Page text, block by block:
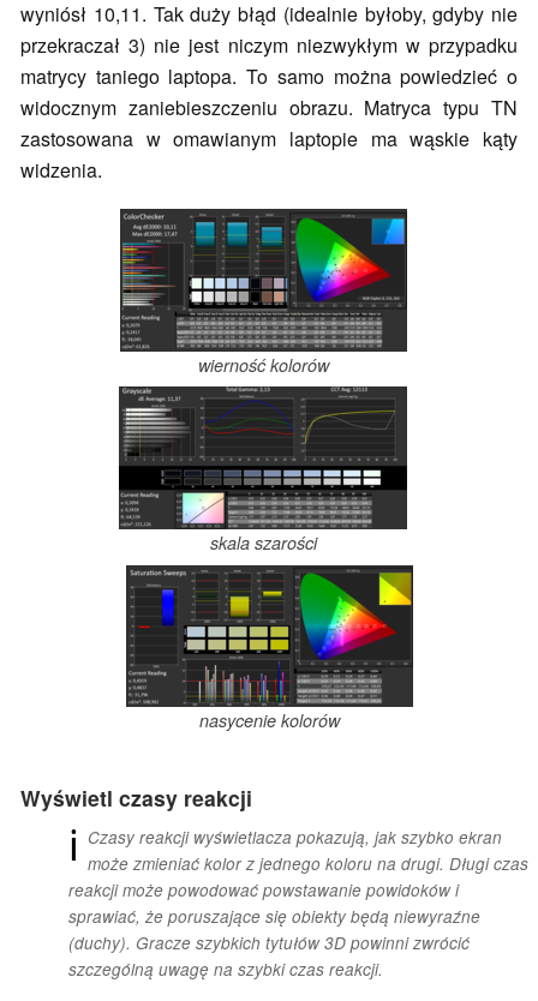
wyniósł 10,11. Tak duży błąd (idealnie byłoby, gdyby nie
przekraczał 3) nie jest niczym niezwykłym w przypadku
matrycy taniego laptopa. To samo można powiedzieć o
widocznym zaniebieszczeniu obrazu. Matryca typu TN
zastosowana w omawianym laptopie ma wąskie kąty
widzenia.
wierność kolorów
skala szarości
nasycenie kolorów
Wyświetl czasy reakcji
ℹ Czasy reakcji wyświetlacza pokazują, jak szybko ekran
może zmieniać kolor z jednego koloru na drugi. Długi czas
reakcji może powodować powstawanie powidoków i
sprawiać, że poruszające się obiekty będą niewyraźne
(duchy). Gracze szybkich tytułów 3D powinni zwrócić
szczególną uwagę na szybki czas reakcji.